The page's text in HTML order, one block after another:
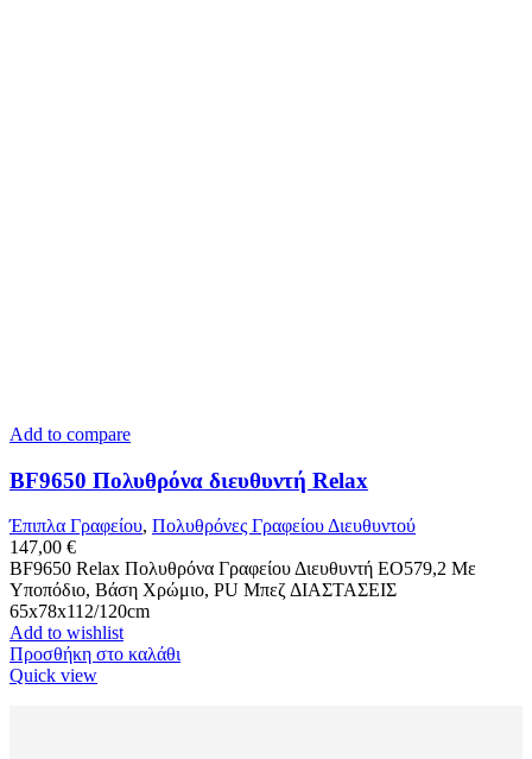
Add to compare
BF9650 Πολυθρόνα διευθυντή Relax
Έπιπλα Γραφείου, Πολυθρόνες Γραφείου Διευθυντού
147,00 €
BF9650 Relax Πολυθρόνα Γραφείου Διευθυντή ΕΟ579,2 Mε
Υποπόδιο, Βάση Χρώμιο, PU Μπεζ ΔΙΑΣΤΑΣΕΙΣ
65x78x112/120cm
Add to wishlist
Προσθήκη στο καλάθι
Quick view